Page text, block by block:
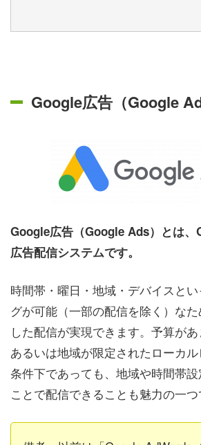
Google広告（Google
Google広告（Google Ads）とは、
広告配信システムです。
時間帯・曜日・地域・デバイスと
グが可能（一部の配信を除く）な
した配信が実現できます。予算があ
あるいは地域が限定されたローカ
条件下であっても、地域や時間帯
ことで配信できることも魅力の一つ